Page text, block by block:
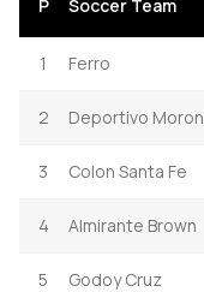
P Soccer Team
1 Ferro
2 Deportivo Moron
3 Colon Santa Fe
4 Almirante Brown
5 Godoy Cruz